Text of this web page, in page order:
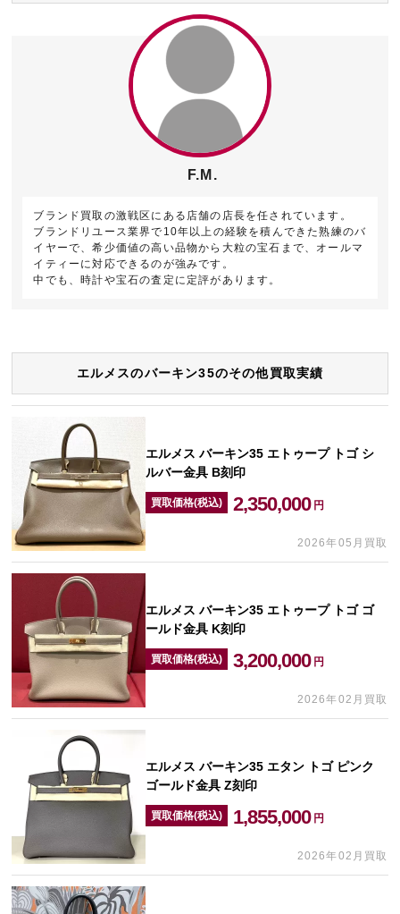
F.M.
ブランド買取の激戦区にある店舗の店長を任されています。
ブランドリユース業界で10年以上の経験を積んできた熟練のバ
イヤーで、希少価値の高い品物から大粒の宝石まで、オールマ
イティーに対応できるのが強みです。
中でも、時計や宝石の査定に定評があります。
エルメスのバーキン35のその他買取実績
エルメス バーキン35 エトゥープ トゴ シ
ルバー金具 B刻印
買取価格(税込) 2,350,000 円
2026年05月買取
エルメス バーキン35 エトゥープ トゴ ゴ
ールド金具 K刻印
買取価格(税込) 3,200,000 円
2026年02月買取
エルメス バーキン35 エタン トゴ ピンク
ゴールド金具 Z刻印
買取価格(税込) 1,855,000 円
2026年02月買取